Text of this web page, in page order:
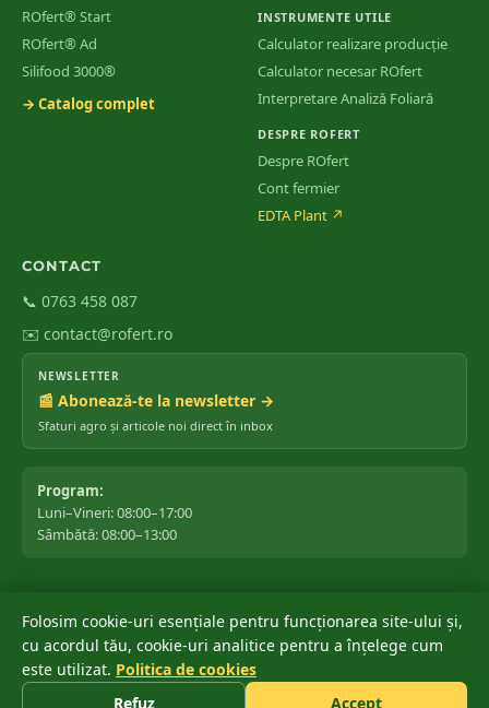
ROfert® Start
ROfert® Ad
Silifood 3000®
→ Catalog complet
INSTRUMENTE UTILE
Calculator realizare producție
Calculator necesar ROfert
Interpretare Analiză Foliară
DESPRE ROFERT
Despre ROfert
Cont fermier
EDTA Plant ↗
CONTACT
📞 0763 458 087
✉️ contact@rofert.ro
NEWSLETTER
📰 Abonează-te la newsletter →
Sfaturi agro și articole noi direct în inbox
Program:
Luni–Vineri: 08:00–17:00
Sâmbătă: 08:00–13:00
2026 ROfert România SRL.Toate drepturile rezervate.
®
Marca ROfert® este înregistrată oficial la OSIM ✔ · Depusă: 04 iunie
2018 · Acordată: 20 noiembrie 2018 · Stare: Înregistrată
Folosim cookie-uri esențiale pentru funcționarea site-ului și,
cu acordul tău, cookie-uri analitice pentru a înțelege cum
este utilizat. Politica de cookies
Refuz
Accept